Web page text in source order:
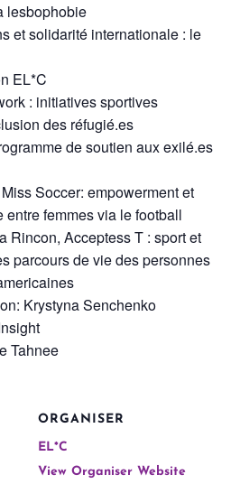
lesbophobie
et solidarité internationale : le
EL*C
: initiatives sportives
des réfugié.es
de soutien aux exilé.es
Soccer: empowerment et
femmes via le football
Rincon, Acceptess T : sport et
parcours de vie des personnes
Krystyna Senchenko
Tahnee
ORGANISER
EL*C
View Organiser Website